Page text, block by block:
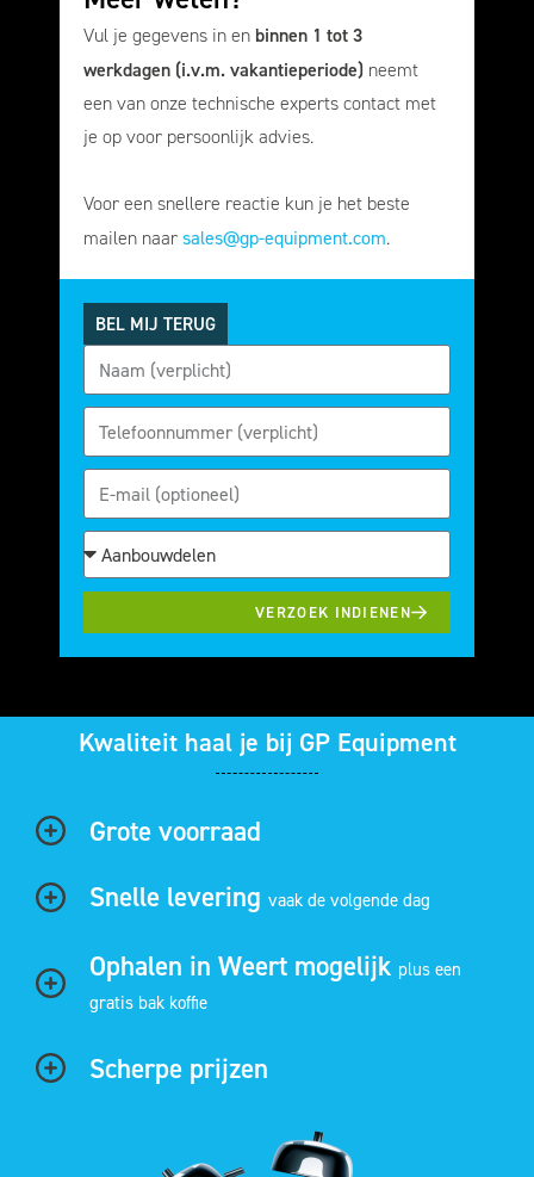
Vul je gegevens in en binnen 1 tot 3
werkdagen (i.v.m. vakantieperiode) neemt
een van onze technische experts contact met
je op voor persoonlijk advies.
Voor een snellere reactie kun je het beste
mailen naar sales@gp-equipment.com.
BEL MIJ TERUG
VERZOEK INDIENEN
Kwaliteit haal je bij GP Equipment
Grote voorraad
Snelle leveringvaak de volgende dag
Ophalen in Weert mogelijk plus een
gratis bak koffie
Scherpe prijzen